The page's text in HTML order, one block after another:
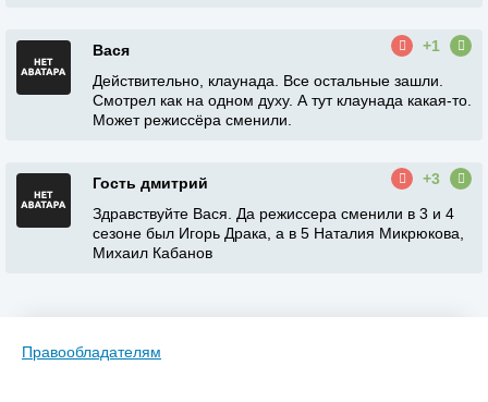
Вася
+1
Действительно, клаунада. Все остальные зашли.
Смотрел как на одном духу. А тут клаунада какая-то.
Может режиссёра сменили.
Гость дмитрий
+3
Здравствуйте Вася. Да режиссера сменили в 3 и 4
сезоне был Игорь Драка, а в 5 Наталия Микрюкова,
Михаил Кабанов
Правообладателям